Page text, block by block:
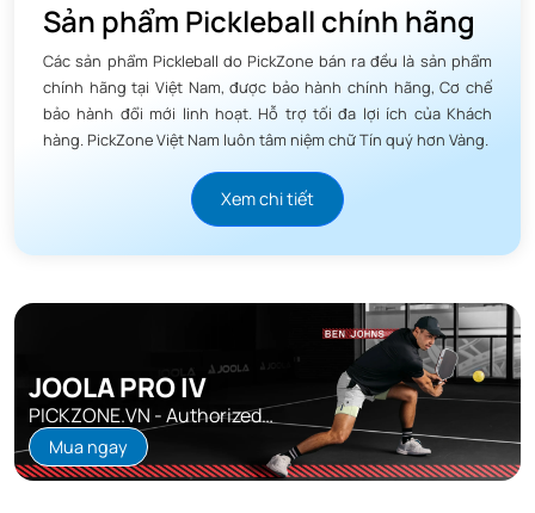
Sản phẩm Pickleball chính hãng
Các sản phẩm Pickleball do PickZone bán ra đều là sản phẩm
chính hãng tại Việt Nam, được bảo hành chính hãng, Cơ chế
bảo hành đổi mới linh hoạt. Hỗ trợ tối đa lợi ích của Khách
hàng. PickZone Việt Nam luôn tâm niệm chữ Tín quý hơn Vàng.
Xem chi tiết
JOOLA PRO IV
PICKZONE.VN - Authorized
Distributor
Mua ngay